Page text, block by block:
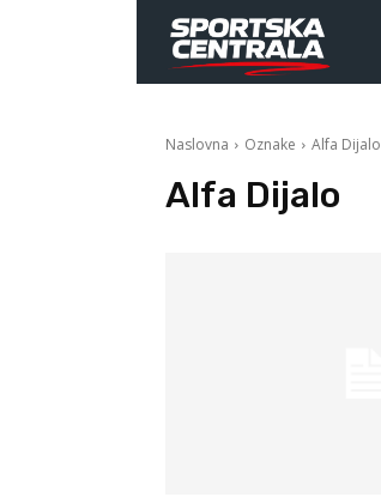
Naslovna Oznake Alfa Dijalo
Alfa Dijalo